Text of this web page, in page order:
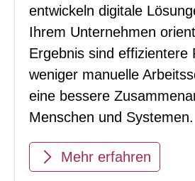
entwickeln digitale
Ihrem Unternehmen
Ergebnis sind effizientere
weniger manuelle
eine bessere
Menschen und Systemen.
Mehr erfahren